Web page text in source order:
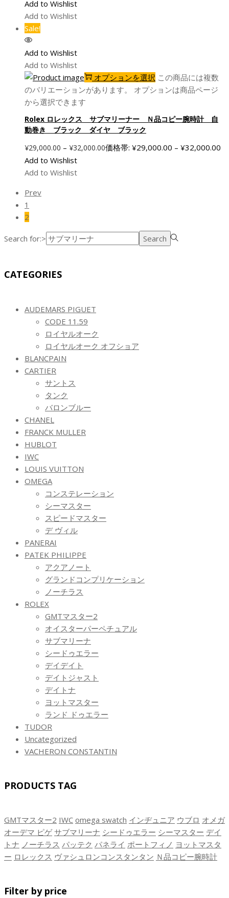
Add to Wishlist
Add to Wishlist
Sale!
Add to Wishlist
Add to Wishlist
オプションを選択 この商品には複数
のバリエーションがあります。 オプションは商品ページ
から選択できます
Rolex ロレックス サブマリーナー Ｎ品コピー腕時計 自
動巻き ブラック ダイヤ ブラック
¥29,000.00 – ¥32,000.00価格帯: ¥29,000.00 – ¥32,000.00
Add to Wishlist
Add to Wishlist
Prev
1
2
Search for:> Search
CATEGORIES
AUDEMARS PIGUET
CODE 11.59
ロイヤルオーク
ロイヤルオーク オフショア
BLANCPAIN
CARTIER
サントス
タンク
バロンブルー
CHANEL
FRANCK MULLER
HUBLOT
IWC
LOUIS VUITTON
OMEGA
コンステレーション
シーマスター
スピードマスター
デ ヴィル
PANERAI
PATEK PHILIPPE
アクアノート
グランドコンプリケーション
ノーチラス
ROLEX
GMTマスター2
オイスターパーペチュアル
サブマリーナ
シードゥエラー
デイデイト
デイトジャスト
デイトナ
ヨットマスター
ランド ドゥエラー
TUDOR
Uncategorized
VACHERON CONSTANTIN
PRODUCTS TAG
GMTマスター2 IWC omega swatch インヂュニア ウブロ オメガ
オーデマ ピゲ サブマリーナ シードゥエラー シーマスター デイ
トナ ノーチラス パッテク パネライ ポートフィノ ヨットマスタ
ー ロレックス ヴァシュロンコンスタンタン Ｎ品コピー腕時計
Filter by price